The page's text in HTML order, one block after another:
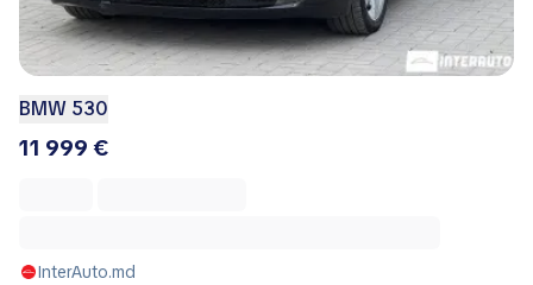
BMW 530
11 999 €
InterAuto.md